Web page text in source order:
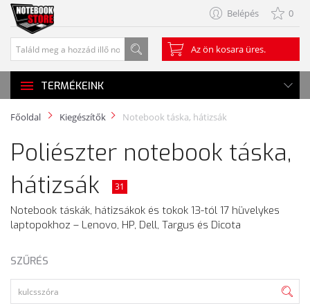
Belépés 0
Az ön kosara üres.
TERMÉKEINK
Főoldal Kiegészítők Notebook táska, hátizsák
Poliészter notebook táska,
hátizsák
31
Notebook táskák, hátizsákok és tokok 13-tól 17 hüvelykes
laptopokhoz – Lenovo, HP, Dell, Targus és Dicota
SZŰRÉS